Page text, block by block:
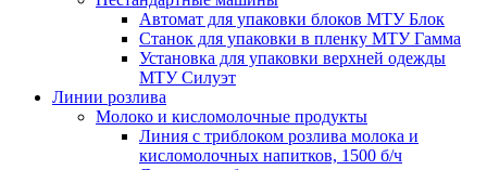
Автомат для упаковки блоков МТУ Блок
Станок для упаковки в пленку МТУ Гамма
Установка для упаковки верхней одежды
МТУ Силуэт
Линии розлива
Молоко и кисломолочные продукты
Линия с триблоком розлива молока и
кисломолочных напитков, 1500 б/ч